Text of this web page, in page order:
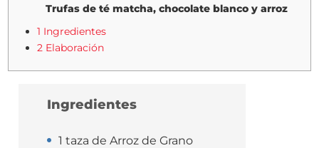
Trufas de té matcha, chocolate blanco y arroz
1 Ingredientes
2 Elaboración
Ingredientes
1 taza de Arroz de Grano